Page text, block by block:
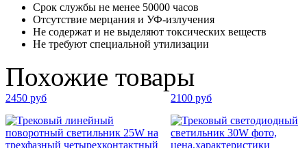
Срок службы не менее 50000 часов
Отсутствие мерцания и УФ-излучения
Не содержат и не выделяют токсических веществ
Не требуют специальной утилизации
Похожие товары
2450 руб 2100 руб